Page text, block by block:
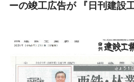
ーの竣工広告が 『日刊建設